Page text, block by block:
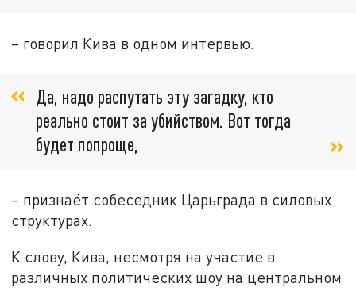
– говорил Кива в одном интервью.
Да, надо распутать эту загадку, кто
реально стоит за убийством. Вот тогда
будет попроще,
– признаёт собеседник Царьграда в силовых
структурах.
К слову, Кива, несмотря на участие в
различных политических шоу на центральном